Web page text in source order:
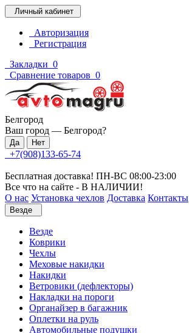
Личный кабинет
Авторизация
Регистрация
Закладки 0
Сравнение товаров 0
Белгород
Ваш город — Белгород?
+7(908)133-65-74
Бесплатная доставка! ПН-ВС 08:00-23:00
Все что на сайте - В НАЛИЧИИ!
О нас Установка чехлов Доставка Контакты
Везде
Везде
Коврики
Чехлы
Меховые накидки
Накидки
Ветровики (дефлекторы)
Накладки на пороги
Органайзер в багажник
Оплетки на руль
Автомобильные подушки